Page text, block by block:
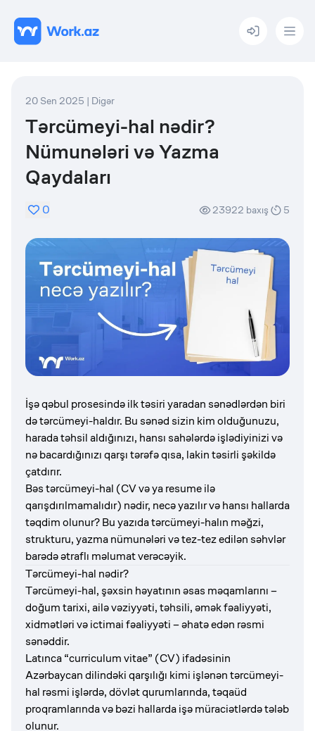
Menu
20 Sen 2025 | Digər
Tərcümeyi-hal nədir?
Nümunələri və Yazma
Qaydaları
0 23922 baxış 5
İşə qəbul prosesində ilk təsiri yaradan sənədlərdən biri
də tərcümeyi-haldır. Bu sənəd sizin kim olduğunuzu,
harada təhsil aldığınızı, hansı sahələrdə işlədiyinizi və
nə bacardığınızı qarşı tərəfə qısa, lakin təsirli şəkildə
çatdırır.
Bəs tərcümeyi-hal (CV və ya resume ilə
qarışdırılmamalıdır) nədir, necə yazılır və hansı hallarda
təqdim olunur? Bu yazıda tərcümeyi-halın məğzi,
strukturu, yazma nümunələri və tez-tez edilən səhvlər
barədə ətraflı məlumat verəcəyik.
Tərcümeyi-hal nədir?
Tərcümeyi-hal, şəxsin həyatının əsas məqamlarını –
doğum tarixi, ailə vəziyyəti, təhsili, əmək fəaliyyəti,
xidmətləri və ictimai fəaliyyəti – əhatə edən rəsmi
sənəddir.
Latınca “curriculum vitae” (CV) ifadəsinin
Azərbaycan dilindəki qarşılığı kimi işlənən tərcümeyi-
hal rəsmi işlərdə, dövlət qurumlarında, təqaüd
proqramlarında və bəzi hallarda işə müraciətlərdə tələb
olunur.